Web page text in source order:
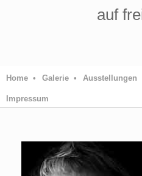
auf
Home • Galerie • Ausstellungen
Impressum